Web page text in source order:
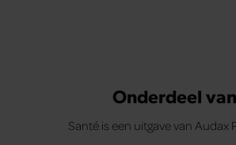
Onderdeel
Santé is een uitgave van Audax